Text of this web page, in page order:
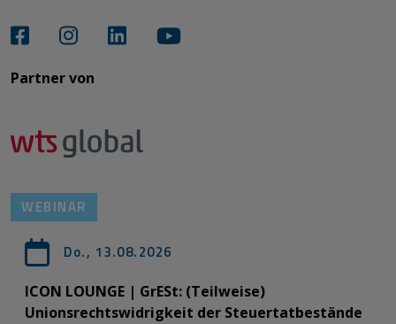
Partner von​​​​​​
WEBINAR
Do., 13.08.2026
ICON LOUNGE | GrESt: (Teilweise)
Unionsrechtswidrigkeit der Steuertatbestände